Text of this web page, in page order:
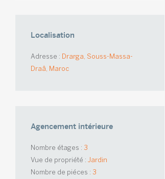
Localisation
Adresse : Drarga, Souss-Massa-
Draâ, Maroc
Agencement intérieure
Nombre étages : 3
Vue de propriété : Jardin
Nombre de piéces : 3